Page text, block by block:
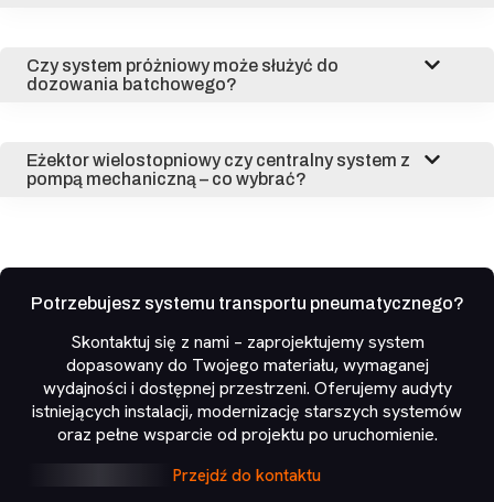
Czy system próżniowy może służyć do
dozowania batchowego?
Eżektor wielostopniowy czy centralny system z
pompą mechaniczną – co wybrać?
Potrzebujesz systemu transportu pneumatycznego?
Skontaktuj się z nami – zaprojektujemy system
dopasowany do Twojego materiału, wymaganej
wydajności i dostępnej przestrzeni. Oferujemy audyty
istniejących instalacji, modernizację starszych systemów
oraz pełne wsparcie od projektu po uruchomienie.
Przejdź do kontaktu